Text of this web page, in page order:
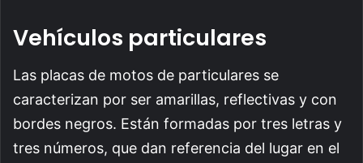
Vehículos particulares
Las placas de motos de particulares se
caracterizan por ser amarillas, reflectivas y con
bordes negros. Están formadas por tres letras y
tres números, que dan referencia del lugar en el